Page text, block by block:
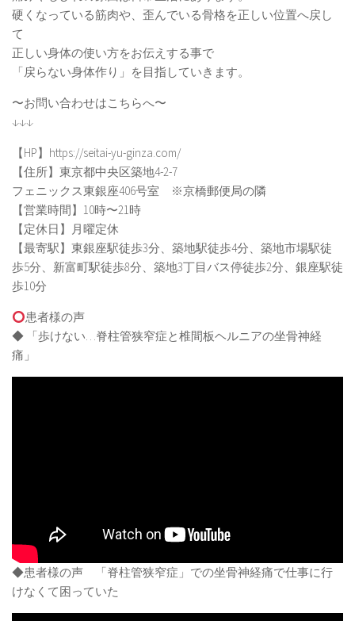
硬くなっている筋肉や、歪んでいる骨格を正しい位置へ戻し
て
正しい身体の使い方をお伝えする事で
「戻らない身体作り」を目指していきます。
〜お問い合わせはこちらへ〜
↓↓↓
【HP】https://seitai-yu-ginza.com/
【住所】東京都中央区築地4-2-7
フェニックス東銀座406号室 ※京橋郵便局の隣
【営業時間】10時〜21時
【定休日】月曜定休
【最寄駅】東銀座駅徒歩3分、築地駅徒歩4分、築地市場駅徒
歩5分、新富町駅徒歩8分、築地3丁目バス停徒歩2分、銀座駅徒
歩10分
患者様の声
◆ 「歩けない…脊柱管狭窄症と椎間板ヘルニアの坐骨神経
痛」
◆患者様の声 「脊柱管狭窄症」での坐骨神経痛で仕事に行
けなくて困っていた